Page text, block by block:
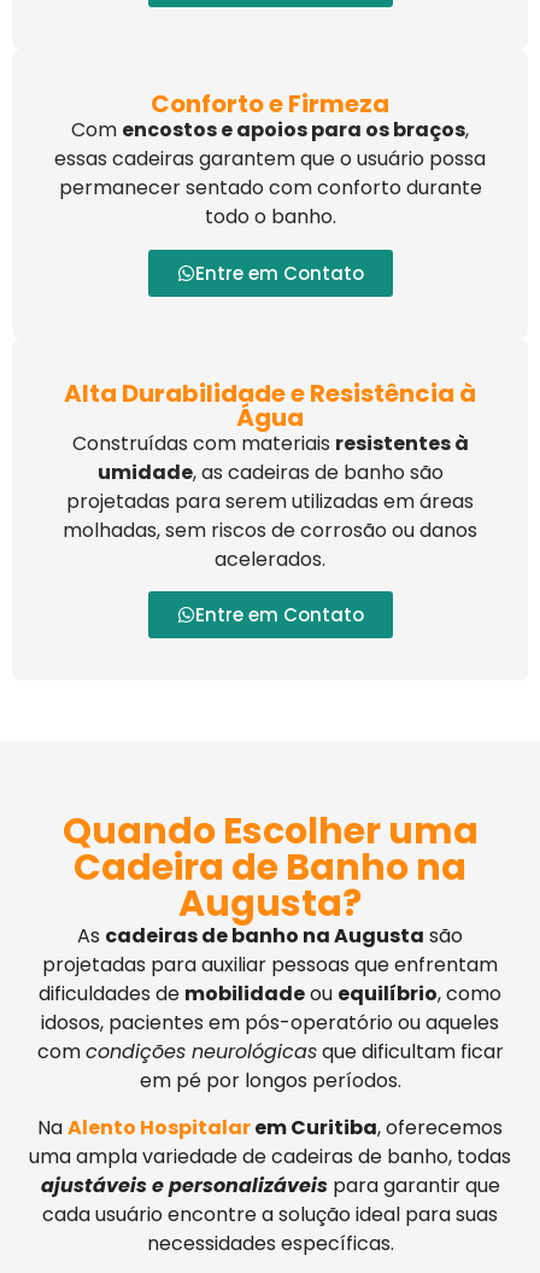
Conforto e Firmeza
Com encostos e apoios para os braços,
essas cadeiras garantem que o usuário possa
permanecer sentado com conforto durante
todo o banho.
Entre em Contato
Alta Durabilidade e Resistência à
Água
Construídas com materiais resistentes à
umidade, as cadeiras de banho são
projetadas para serem utilizadas em áreas
molhadas, sem riscos de corrosão ou danos
acelerados.
Entre em Contato
Quando Escolher uma
Cadeira de Banho na
Augusta?
As cadeiras de banho na Augusta são
projetadas para auxiliar pessoas que enfrentam
dificuldades de mobilidadeou equilíbrio, como
idosos, pacientes em pós-operatório ou aqueles
comcondições neurológicasque dificultam ficar
em pé por longos períodos.
NaAlento Hospitalarem Curitiba, oferecemos
uma ampla variedade de cadeiras de banho, todas
ajustáveis e personalizáveispara garantir que
cada usuário encontre a solução ideal para suas
necessidades específicas.